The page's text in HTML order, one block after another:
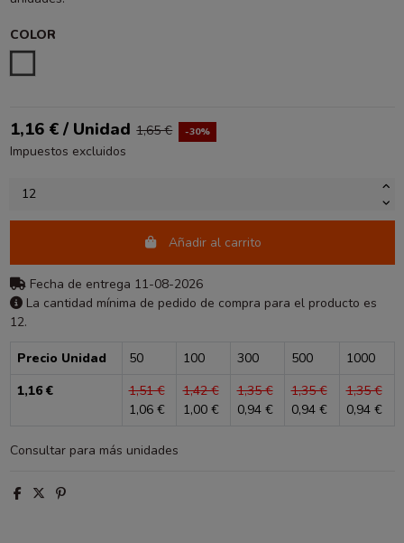
COLOR
1,16 € / Unidad 1,65 € -30%
Impuestos excluidos
Añadir al carrito
Fecha de entrega 11-08-2026
La cantidad mínima de pedido de compra para el producto es
12.
Precio Unidad 50 100 300 500
1000
1,16 €
1,51 €
1,06 €
1,42 €
1,00 €
1,35 €
0,94 €
1,35 €
0,94 €
1,35 €
0,94 €
Consultar para más unidades